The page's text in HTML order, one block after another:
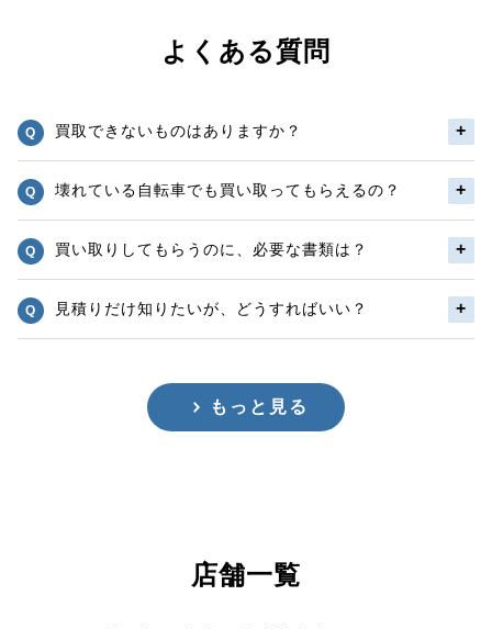
よくある質問
買取できないものはありますか？
壊れている自転車でも買い取ってもらえるの？
買い取りしてもらうのに、必要な書類は？
見積りだけ知りたいが、どうすればいい？
もっと見る
店舗一覧